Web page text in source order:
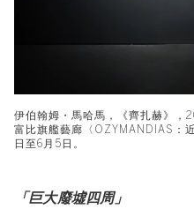
伊伯翰姆・馬哈馬，《齊扎赫》
富比旗艦藝廊〈OZYMANDIAS：
日至6月5日。
「巨大廢墟四周」